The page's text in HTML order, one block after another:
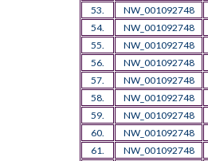
53.
NW_001092748
54.
NW_001092748
55.
NW_001092748
56.
NW_001092748
57.
NW_001092748
58.
NW_001092748
59.
NW_001092748
60.
NW_001092748
61.
NW_001092748